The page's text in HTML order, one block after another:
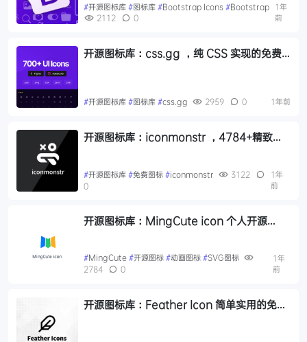
#开源图标库 #图标库 #Bootstrap Icons #Bootstrap
2112
0
1年
前
开源图标库：css.gg ，纯 CSS 实现的免费
#开源图标库 #图标库 #css.gg 2959 0 1年前
开源图标库：iconmonstr ，4784+精致图
#开源图标库 #免费图标 #iconmonstr
3122
0
1年
前
开源图标库：MingCute icon 个人开源
#MingCute #开源图标 #动画图标 #SVG图标
2784
0
1年
前
开源图标库：Feather Icon 简单实用的免费